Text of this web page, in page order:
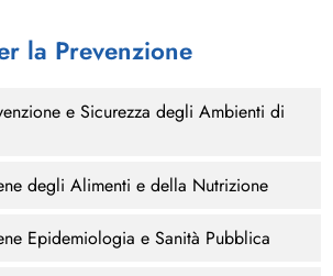
la Prevenzione
e Sicurezza degli Ambienti di
degli Alimenti e della Nutrizione
Epidemiologia e Sanità Pubblica